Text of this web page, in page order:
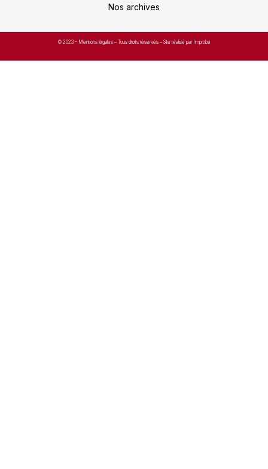
Nos archives
© 2023 – Mentions légales – Tous droits réservés – Site réalisé par Improba